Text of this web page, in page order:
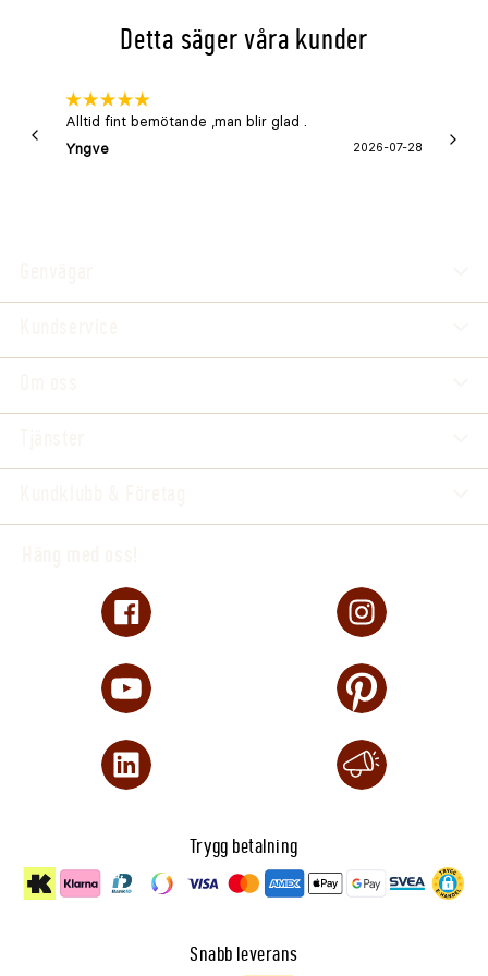
Detta säger våra kunder
Alltid fint bemötande ,man blir glad .
Yngve
2026-07-28
Trygg betalning
Snabb leverans